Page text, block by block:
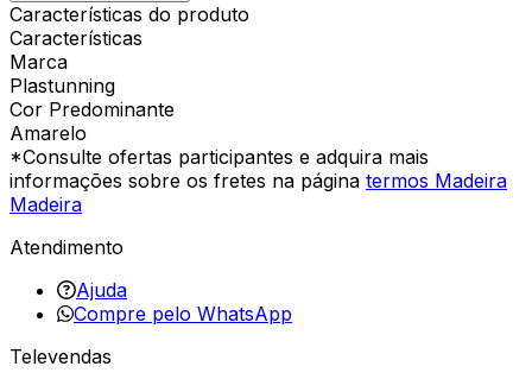
Características do produto
Características
Marca
Plastunning
Cor Predominante
Amarelo
*Consulte ofertas participantes e adquira mais
informações sobre os fretes na página termos Madeira
Madeira
Atendimento
Ajuda
Compre pelo WhatsApp
Televendas